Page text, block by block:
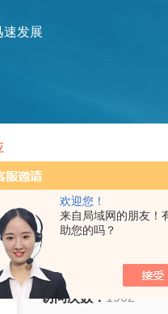
欢迎您！
来自局域网的朋友！
助您的吗？
速发展
KCT-Q铅
访问次数： 1962